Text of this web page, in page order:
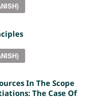
In The Scope
The Case Of